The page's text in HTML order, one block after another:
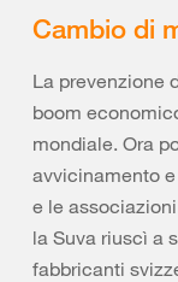
Cambio di
La prevenzione
boom
mondiale. Ora
avvicinamento
e le
la Suva riuscì a
fabbricanti